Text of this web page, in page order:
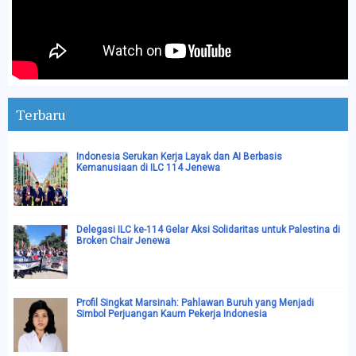
Terbaru
Indonesia Serukan Kerja Layak dan AI Berbasis
Kemanusiaan di ILC 114 Jenewa
Delegasi ILC ke-114 Gelar Aksi Solidaritas untuk Palestina di
Broken Chair Jenewa
Profil Singkat Marsinah: Pahlawan Buruh yang Menjadi
Simbol Perjuangan Kaum Pekerja Indonesia